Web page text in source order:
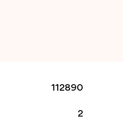
112890
2